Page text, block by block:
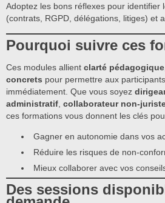
Adoptez les bons réflexes pour identifier
(contrats, RGPD, délégations, litiges) et
Pourquoi suivre ces
Ces modules allient clarté pédagogique
concrets pour permettre aux
immédiatement. Que vous soyez
administratif collaborateur non-
ces formations vous donnent les clés
Gagner en autonomie dans vos
Réduire les risques de non-
Mieux collaborer avec vos
Des sessions